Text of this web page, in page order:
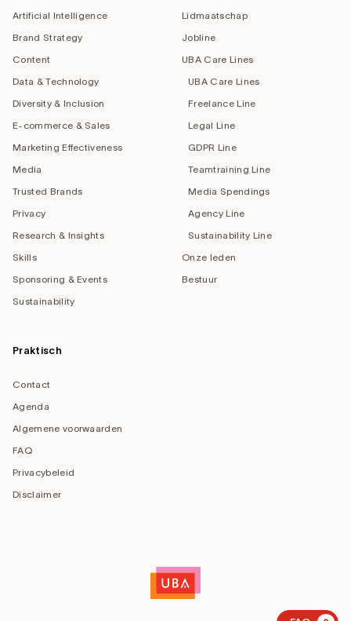
Artificial Intelligence
Brand Strategy
Content
Data & Technology
Diversity & Inclusion
E-commerce & Sales
Marketing Effectiveness
Media
Trusted Brands
Privacy
Research & Insights
Skills
Sponsoring & Events
Sustainability
Lidmaatschap
Jobline
UBA Care Lines
UBA Care Lines
Freelance Line
Legal Line
GDPR Line
Teamtraining Line
Media Spendings
Agency Line
Sustainability Line
Onze leden
Bestuur
Praktisch
Contact
Agenda
Algemene voorwaarden
FAQ
Privacybeleid
Disclaimer